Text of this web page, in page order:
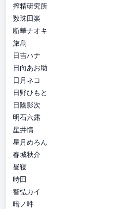
搾精研究所
数珠田楽
断華ナオキ
旅烏
日吉ハナ
日向あお助
日月ネコ
日野ひもと
日陰影次
明石六露
星井情
星月めろん
春城秋介
昼寝
時田
智弘カイ
暗ノ吽